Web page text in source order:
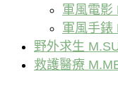
軍風電影
軍風手錶
野外求生
救護醫療